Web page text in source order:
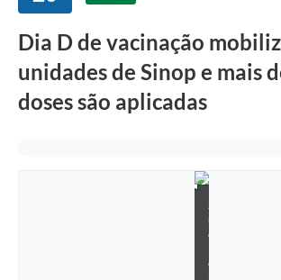
Dia D de vacinação
unidades de Sinop e mais
doses são aplicadas
S
u
e
e